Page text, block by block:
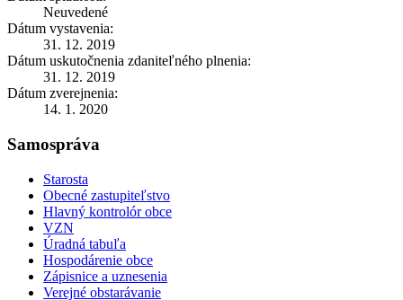
Neuvedené
Dátum vystavenia:
31. 12. 2019
Dátum uskutočnenia zdaniteľného plnenia:
31. 12. 2019
Dátum zverejnenia:
14. 1. 2020
Samospráva
Starosta
Obecné zastupiteľstvo
Hlavný kontrolór obce
VZN
Úradná tabuľa
Hospodárenie obce
Zápisnice a uznesenia
Verejné obstarávanie